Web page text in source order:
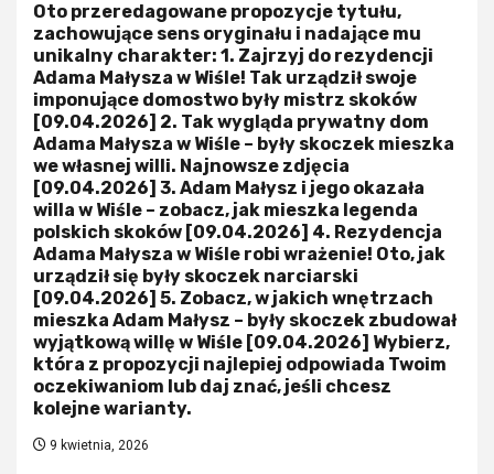
Oto przeredagowane propozycje tytułu,
zachowujące sens oryginału i nadające mu
unikalny charakter: 1. Zajrzyj do rezydencji
Adama Małysza w Wiśle! Tak urządził swoje
imponujące domostwo były mistrz skoków
[09.04.2026] 2. Tak wygląda prywatny dom
Adama Małysza w Wiśle – były skoczek mieszka
we własnej willi. Najnowsze zdjęcia
[09.04.2026] 3. Adam Małysz i jego okazała
willa w Wiśle – zobacz, jak mieszka legenda
polskich skoków [09.04.2026] 4. Rezydencja
Adama Małysza w Wiśle robi wrażenie! Oto, jak
urządził się były skoczek narciarski
[09.04.2026] 5. Zobacz, w jakich wnętrzach
mieszka Adam Małysz – były skoczek zbudował
wyjątkową willę w Wiśle [09.04.2026] Wybierz,
która z propozycji najlepiej odpowiada Twoim
oczekiwaniom lub daj znać, jeśli chcesz
kolejne warianty.
9 kwietnia, 2026